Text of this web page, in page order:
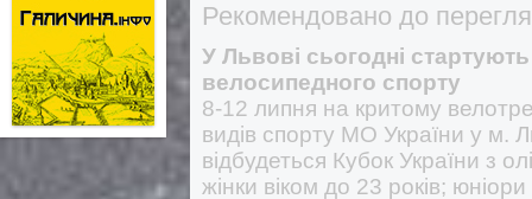
Рекомендовано до
У Львові сьогодні
велосипедного спорту
8-12 липня на критому
видів спорту МО України у м.
відбудеться Кубок України з
жінки віком до 23 років;